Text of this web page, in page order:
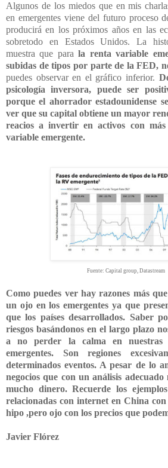
Algunos de los miedos que en mis
en emergentes viene del futuro proceso
producirá en los próximos años en las
sobretodo en Estados Unidos. La
muestra que parala renta variable
subidas de tipos por parte de la FED,
puedes observar en el gráfico inferior.
psicología inversora, puede ser
porque el ahorrador estadounidense
ver que su capital obtiene un mayor
reacios a invertir en activos con
variable emergente.
Fuente: Capital group, Datastream
Como puedes ver hay razones más
un ojo en los emergentes ya que
que los países desarrollados. Saber
riesgos basándonos en el largo plazo
a no perder la calma en nuestras
emergentes. Son regiones
determinados eventos. A pesar de lo
negocios que con un análisis
mucho dinero. Recuerde los
relacionadas con internet en China
hipo ,pero ojo con los precios que
Javier Flórez